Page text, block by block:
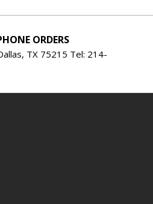
ORDERS
TX 75215 Tel: 214-